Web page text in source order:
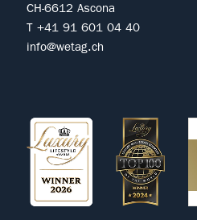
CH-6612 Ascona
T +41 91 601 04 40
info@wetag.ch